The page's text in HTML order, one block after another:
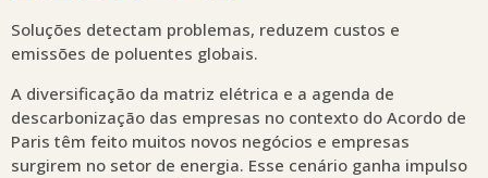
Soluções detectam problemas, reduzem custos e
emissões de poluentes globais.
A diversificação da matriz elétrica e a agenda de
descarbonização das empresas no contexto do Acordo de
Paris têm feito muitos novos negócios e empresas
surgirem no setor de energia. Esse cenário ganha impulso